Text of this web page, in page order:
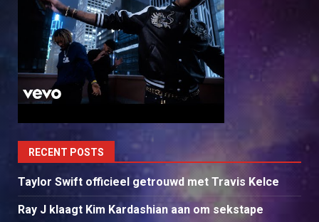
RECENT POSTS
Taylor Swift officieel getrouwd met Travis Kelce
Ray J klaagt Kim Kardashian aan om sekstape